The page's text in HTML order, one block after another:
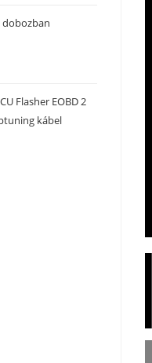
dobozban
Flasher EOBD 2
kábel